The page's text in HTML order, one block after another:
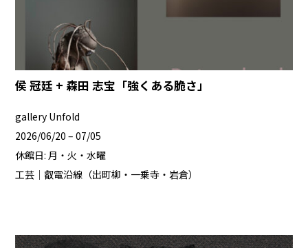
侯 冠廷 + 森田 志宝「強くある脆さ」
gallery Unfold
2026/06/20 – 07/05
休館日: 月・火・水曜
工芸｜叡電沿線（出町柳・一乗寺・岩倉）